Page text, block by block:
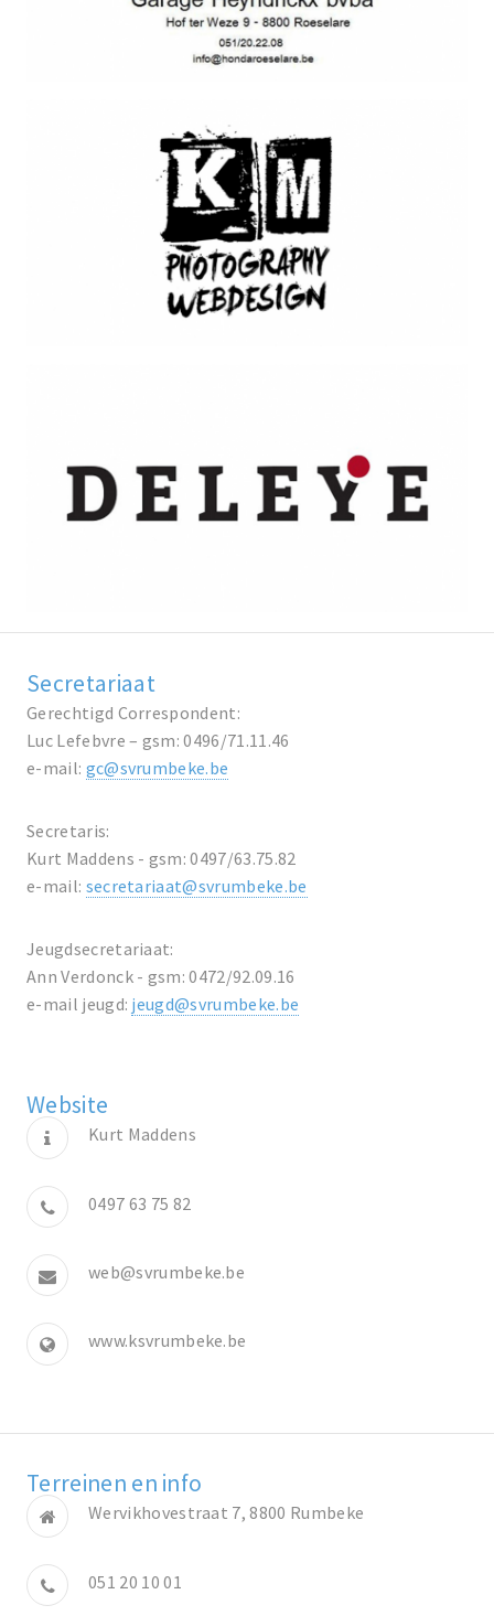
Secretariaat
Gerechtigd Correspondent:
Luc Lefebvre – gsm: 0496/71.11.46
e-mail: gc@svrumbeke.be
Secretaris:
Kurt Maddens - gsm: 0497/63.75.82
e-mail: secretariaat@svrumbeke.be
Jeugdsecretariaat:
Ann Verdonck - gsm: 0472/92.09.16
e-mail jeugd: jeugd@svrumbeke.be
Website
Kurt Maddens
0497 63 75 82
web@svrumbeke.be
www.ksvrumbeke.be
Terreinen en info
Wervikhovestraat 7, 8800 Rumbeke
051 20 10 01